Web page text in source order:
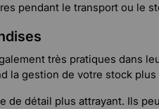
pendant le transport ou le
très pratiques dans
la gestion de votre stock
de détail plus attrayant. Ils